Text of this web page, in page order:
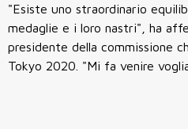
"Esiste uno straordinario
medaglie e i loro nastri", ha
presidente della commissione
Tokyo 2020. "Mi fa venire